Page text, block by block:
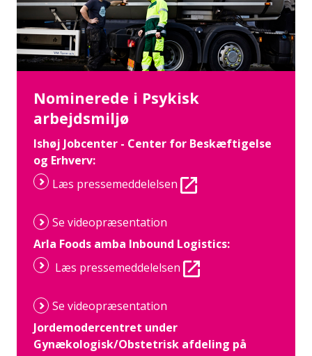
Nominerede i Psykisk
arbejdsmiljø
Ishøj Jobcenter - Center for Beskæftigelse
og Erhverv:
Læs pressemeddelelsen
Se videopræsentation
Arla Foods amba Inbound Logistics:
Læs pressemeddelelsen
Se videopræsentation
Jordemodercentret under
Gynækologisk/Obstetrisk afdeling på